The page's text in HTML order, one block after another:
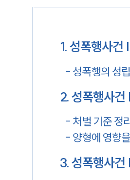
1.성폭행사건
- 성폭행의 성
2.성폭행사건
- 처벌 기준 정리
- 양형에 영향
3.성폭행사건